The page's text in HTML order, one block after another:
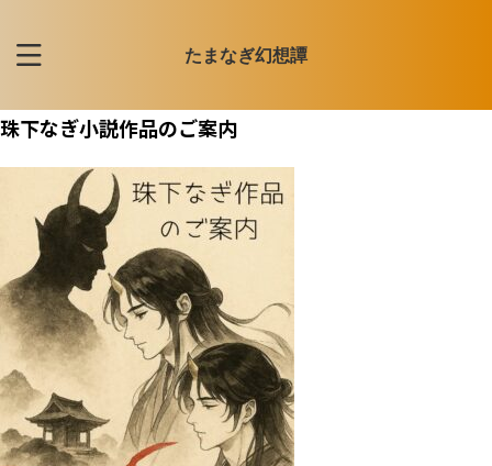
たまなぎ幻想譚
珠下なぎ小説作品のご案内